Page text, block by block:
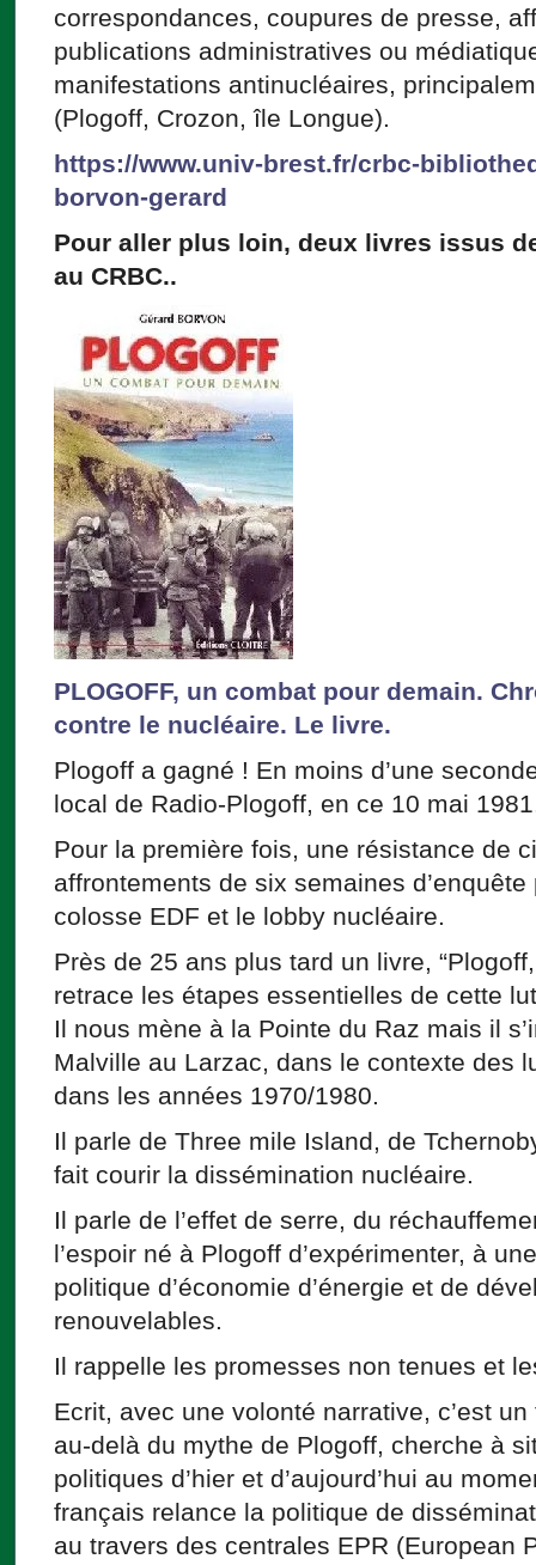
correspondances, coupures de presse,
publications administratives ou
manifestations antinucléaires,
(Plogoff, Crozon, île Longue).
https://www.univ-brest.fr/crbc-
borvon-gerard
Pour aller plus loin, deux livres issus
au CRBC..
PLOGOFF, un combat pour demain.
contre le nucléaire. Le livre.
Plogoff a gagné ! En moins d’une
local de Radio-Plogoff, en ce 10 mai
Pour la première fois, une résistance de
affrontements de six semaines
colosse EDF et le lobby nucléaire.
Près de 25 ans plus tard un livre,
retrace les étapes essentielles de cette
Il nous mène à la Pointe du Raz mais il
Malville au Larzac, dans le contexte des
dans les années 1970/1980.
Il parle de Three mile Island, de
fait courir la dissémination nucléaire.
Il parle de l’effet de serre, du
l’espoir né à Plogoff d’expérimenter, à
politique d’économie d’énergie et de
renouvelables.
Il rappelle les promesses non tenues et
Ecrit, avec une volonté narrative, c’est
au-delà du mythe de Plogoff, cherche à
politiques d’hier et d’aujourd’hui au
français relance la politique de
au travers des centrales EPR (European